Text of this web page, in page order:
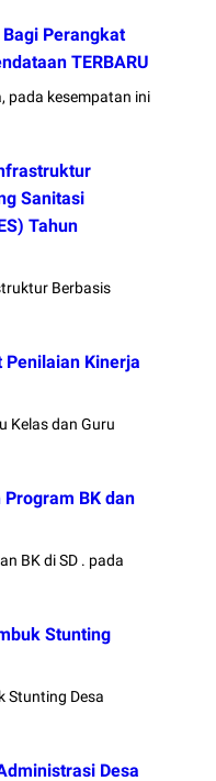
Perangkat
TERBARU
pada kesempatan ini
Sanitasi
Tahun
Berbasis
Penilaian Kinerja
Kelas dan Guru
BK dan
BK di SD . pada
Stunting
Stunting Desa
Desa